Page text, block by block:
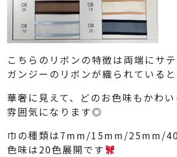
こちらのリボンの特徴は両端にサ
ガンジーのリボンが織られていると
華奢に見えて、どのお色味もかわ
雰囲気になります◎
巾の種類は7mm/15mm/25mm/
色味は20色展開です